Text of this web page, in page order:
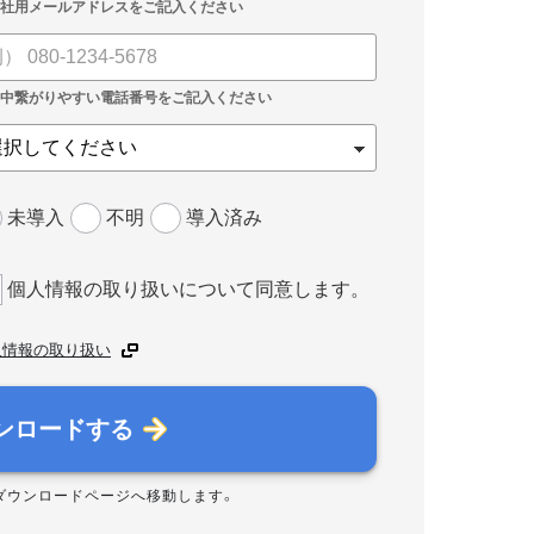
未導入 不明 導入済み
個人情報の取り扱いについて同意します。
報の取り扱い
ロードする
ウンロードページへ移動します。